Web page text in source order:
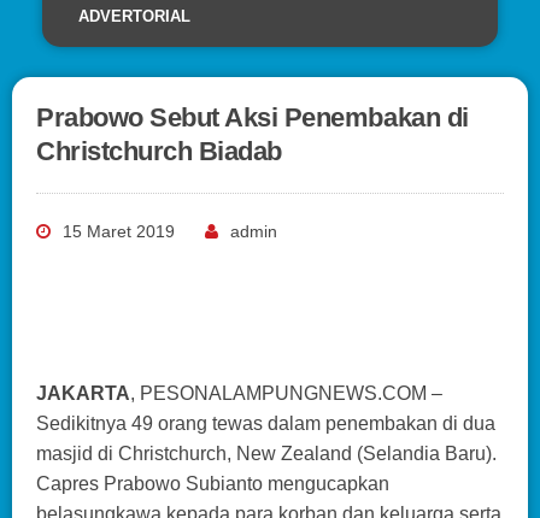
ADVERTORIAL
Prabowo Sebut Aksi Penembakan di
Christchurch Biadab
15 Maret 2019 admin
JAKARTA, PESONALAMPUNGNEWS.COM –
Sedikitnya 49 orang tewas dalam penembakan di dua
masjid di Christchurch, New Zealand (Selandia Baru).
Capres Prabowo Subianto mengucapkan
belasungkawa kepada para korban dan keluarga serta